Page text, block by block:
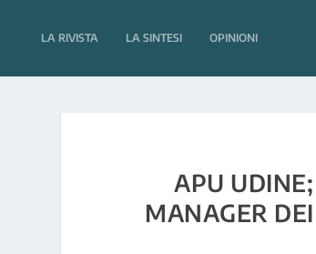
LA RIVISTA LA SINTESI OPINIONI
APU
MANAGER